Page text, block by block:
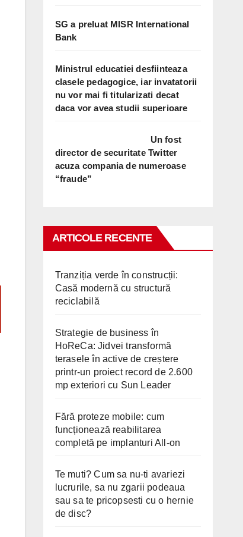
SG a preluat MISR International
Bank
Ministrul educatiei desfiinteaza
clasele pedagogice, iar invatatorii
nu vor mai fi titularizati decat
daca vor avea studii superioare
Un fost
director de securitate Twitter
acuza compania de numeroase
“fraude”
ARTICOLE RECENTE
Tranziția verde în construcții:
Casă modernă cu structură
reciclabilă
Strategie de business în
HoReCa: Jidvei transformă
terasele în active de creștere
printr-un proiect record de 2.600
mp exteriori cu Sun Leader
Fără proteze mobile: cum
funcționează reabilitarea
completă pe implanturi All-on
Te muti? Cum sa nu-ti avariezi
lucrurile, sa nu zgarii podeaua
sau sa te pricopsesti cu o hernie
de disc?